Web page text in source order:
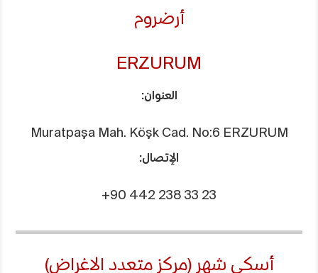
أرضروم
ERZURUM
العنوان:
Muratpaşa Mah. Köşk Cad. No:6 ERZURUM
الإتصال:
+90 442 238 33 23
أسكي شهر (مركز متعدد الاغراض)